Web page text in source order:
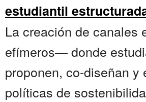
estudiantil
La creación de
efímeros— donde
proponen, co-diseñan y
políticas de